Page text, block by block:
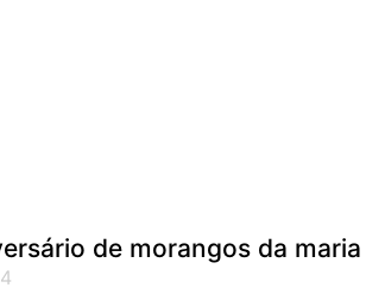
de morangos da maria